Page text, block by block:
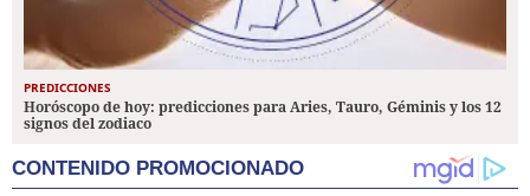
PREDICCIONES
Horóscopo de hoy: predicciones para Aries, Tauro, Géminis y los 12
signos del zodiaco
CONTENIDO PROMOCIONADO